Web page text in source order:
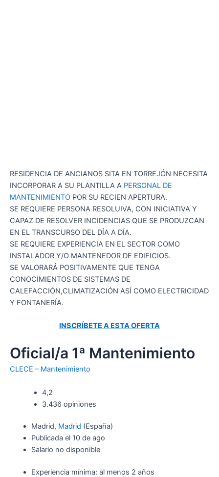
RESIDENCIA DE ANCIANOS SITA EN TORREJÓN NECESITA
INCORPORAR A SU PLANTILLA A PERSONAL DE
MANTENIMIENTO POR SU RECIEN APERTURA.
SE REQUIERE PERSONA RESOLUIVA, CON INICIATIVA Y
CAPAZ DE RESOLVER INCIDENCIAS QUE SE PRODUZCAN
EN EL TRANSCURSO DEL DÍA A DÍA.
SE REQUIERE EXPERIENCIA EN EL SECTOR COMO
INSTALADOR Y/O MANTENEDOR DE EDIFICIOS.
SE VALORARÁ POSITIVAMENTE QUE TENGA
CONOCIMIENTOS DE SISTEMAS DE
CALEFACCIÓN,CLIMATIZACIÓN ASÍ COMO ELECTRICIDAD
Y FONTANERÍA.
INSCRÍBETE A ESTA OFERTA
Oficial/a 1ª Mantenimiento
CLECE – Mantenimiento
4,2
3.436 opiniones
Madrid, Madrid (España)
Publicada el 10 de ago
Salario no disponible
Experiencia mínima: al menos 2 años